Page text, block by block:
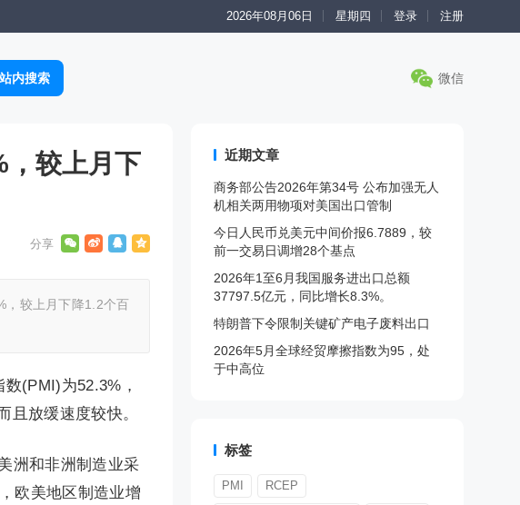
2026年08月06日 星期四 登录 注册
微信
，较上月下
，较上月下降1.2个百
(PMI)为52.3%，
且放缓速度较快。
洲和非洲制造业采
欧美地区制造业增
近期文章
商务部公告2026年第34号 公布加强无人
机相关两用物项对美国出口管制
今日人民币兑美元中间价报6.7889，较
前一交易日调增28个基点
2026年1至6月我国服务进出口总额
37797.5亿元，同比增长8.3%。
特朗普下令限制关键矿产电子废料出口
2026年5月全球经贸摩擦指数为95，处
于中高位
标签
PMI RCEP